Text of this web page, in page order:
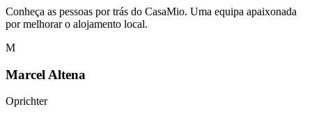
Conheça as pessoas por trás do CasaMio. Uma equipa apaixonada
por melhorar o alojamento local.
M
Marcel Altena
Oprichter